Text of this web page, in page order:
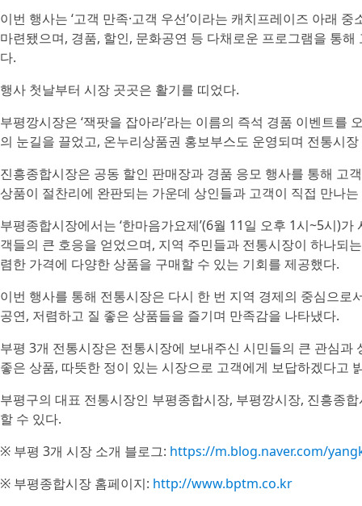
이번 행사는 ‘고객 만족·고객 우선’이라는 캐치프레이즈 아래
마련됐으며, 경품, 할인, 문화공연 등 다채로운 프로그램을 통
다.
행사 첫날부터 시장 곳곳은 활기를 띠었다.
부평깡시장은 ‘잭팟을 잡아라’라는 이름의 즉석 경품 이벤트를
의 눈길을 끌었고, 온누리상품권 홍보부스도 운영되며 전통시
진흥종합시장은 공동 할인 판매장과 경품 응모 행사를 통해 고
상품이 절찬리에 완판되는 가운데 상인들과 고객이 직접 만나
부평종합시장에서는 ‘한마음가요제’(6월 11일 오후 1시~5시)
객들의 큰 호응을 얻었으며, 지역 주민들과 전통시장이 하나되
렴한 가격에 다양한 상품을 구매할 수 있는 기회를 제공했다.
이번 행사를 통해 전통시장은 다시 한 번 지역 경제의 중심으
공연, 저렴하고 질 좋은 상품들을 즐기며 만족감을 나타냈다.
부평 3개 전통시장은 전통시장에 보내주신 시민들의 큰 관심
좋은 상품, 따뜻한 정이 있는 시장으로 고객에게 보답하겠다고
부평구의 대표 전통시장인 부평종합시장, 부평깡시장, 진흥종
할 수 있다.
※ 부평 3개 시장 소개 블로그: https://m.blog.naver.com/
※ 부평종합시장 홈페이지: http://www.bptm.co.kr